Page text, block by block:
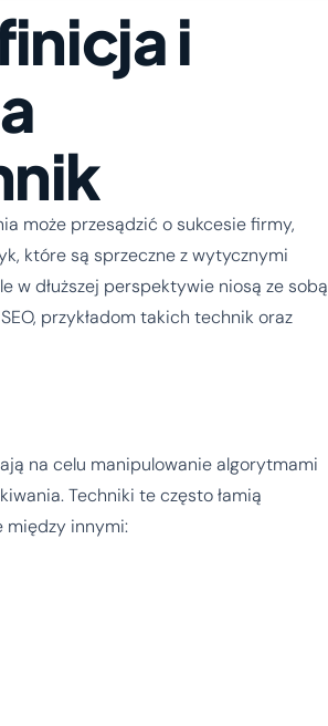
i
może przesądzić o sukcesie firmy,
które są sprzeczne z wytycznymi
w dłuższej perspektywie niosą ze sobą
przykładom takich technik oraz
na celu manipulowanie algorytmami
Techniki te często łamią
między innymi: